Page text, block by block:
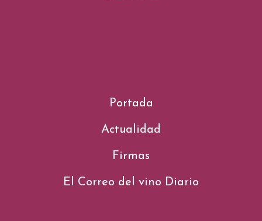
Portada
Actualidad
Firmas
El Correo del vino Diario